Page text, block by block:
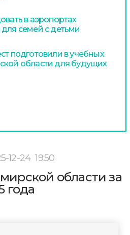
в аэропортах
семей с детьми
подготовили в учебных
области для будущих
12-24 19:50
области за
года